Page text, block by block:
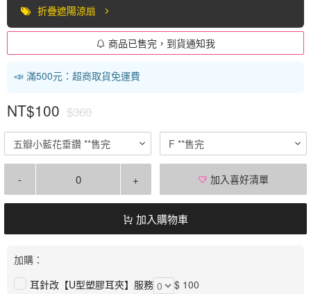
折疊遮陽涼扇
商品已售完，到貨通知我
📣 滿500元：超商取貨免運費
NT$100 $360
五瓣小藍花垂鑽 **售完 F **售完
- + 加入喜好清單
加入購物車
加購：
耳針改【U型塑膠耳夾】服務
$ 100